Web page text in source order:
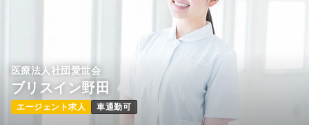
医療法人社団愛世会
ブリスイン野田
エージェント求人 車通勤可